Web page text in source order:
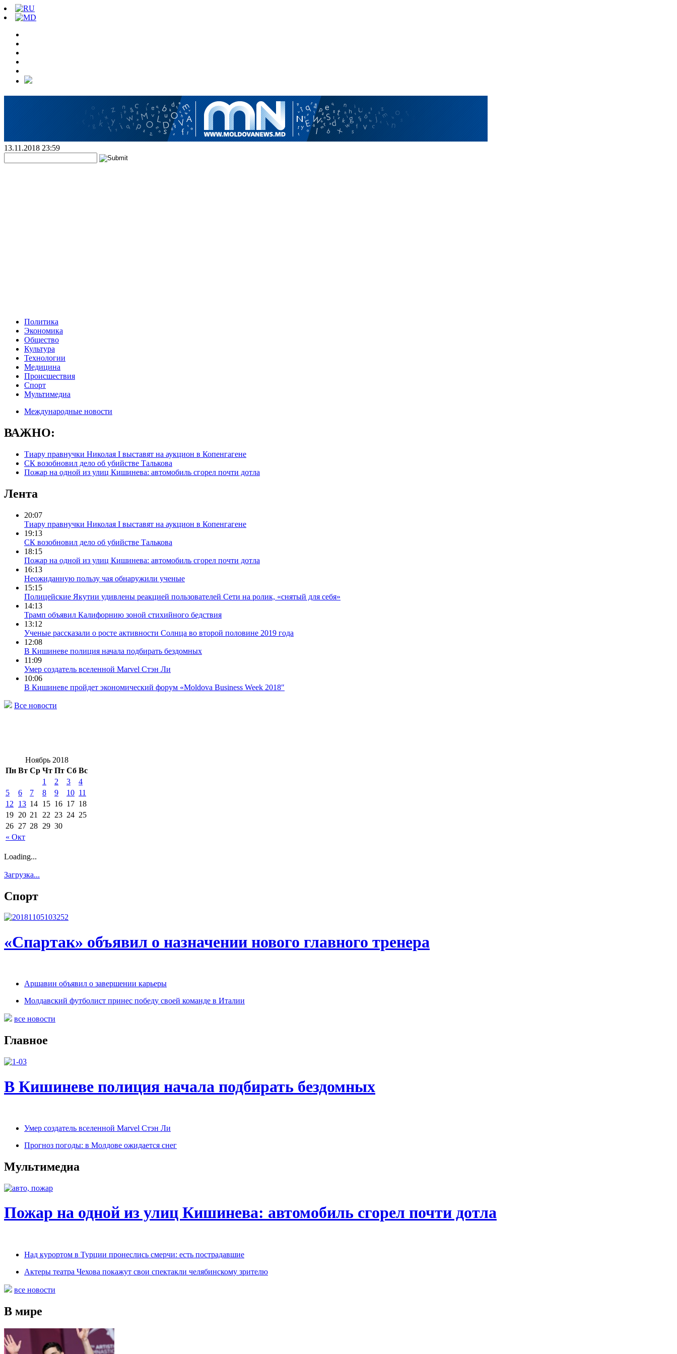
13.11.2018 23:59
Политика
Экономика
Общество
Культура
Технологии
Медицина
Происшествия
Спорт
Мультимедиа
Международные новости
ВАЖНО:
Тиару правнучки Николая I выставят на аукцион в Копенгагене
СК возобновил дело об убийстве Талькова
Пожар на одной из улиц Кишинева: автомобиль сгорел почти дотла
Лента
20:07
Тиару правнучки Николая I выставят на аукцион в Копенгагене
19:13
СК возобновил дело об убийстве Талькова
18:15
Пожар на одной из улиц Кишинева: автомобиль сгорел почти дотла
16:13
Неожиданную пользу чая обнаружили ученые
15:15
Полицейские Якутии удивлены реакцией пользователей Сети на ролик, «снятый для себя»
14:13
Трамп объявил Калифорнию зоной стихийного бедствия
13:12
Ученые рассказали о росте активности Солнца во второй половине 2019 года
12:08
В Кишиневе полиция начала подбирать бездомных
11:09
Умер создатель вселенной Marvel Стэн Ли
10:06
В Кишиневе пройдет экономический форум «Moldova Business Week 2018″
Все новости
Ноябрь 2018
Пн Вт Ср Чт Пт Сб Вс
« Окт
1 2 3
4
5
6 7 8 9 10 11
12
13 14 15 16 17 18
19 20 21 22 23 24 25
26 27 28 29 30
Loading...
Загрузка...
Спорт
«Спартак» объявил о назначении нового главного тренера
Аршавин объявил о завершении карьеры
Молдавский футболист принес победу своей команде в Италии
все новости
Главное
В Кишиневе полиция начала подбирать бездомных
Умер создатель вселенной Marvel Стэн Ли
Прогноз погоды: в Молдове ожидается снег
Мультимедиа
Пожар на одной из улиц Кишинева: автомобиль сгорел почти дотла
Над курортом в Турции пронеслись смерчи: есть пострадавшие
Актеры театра Чехова покажут свои спектакли челябинскому зрителю
все новости
В мире